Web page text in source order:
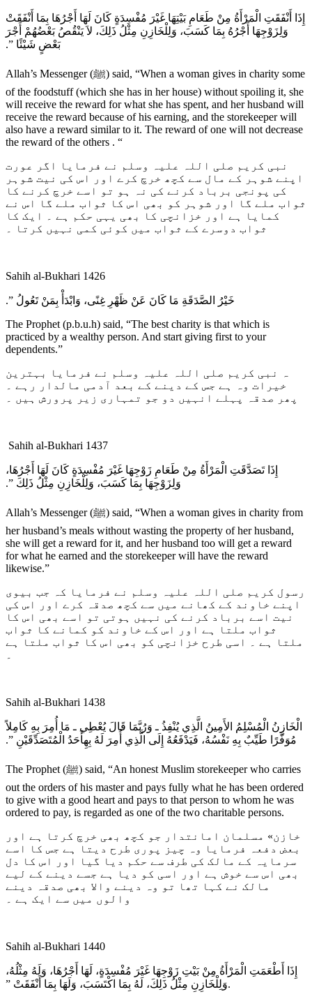
إِذَا أَنْفَقَتِ الْمَرْأَةُ مِنْ طَعَامِ بَيْتِهَا غَيْرَ مُفْسِدَةٍ كَانَ لَهَا أَجْرُهَا بِمَا أَنْفَقَتْ
وَلِزَوْجِهَا أَجْرُهُ بِمَا كَسَبَ، وَلِلْخَازِنِ مِثْلُ ذَلِكَ، لاَ يَنْقُصُ بَعْضُهُمْ أَجْرَ
بَعْضٍ شَيْئًا ‏”‏‏.‏
Allah’s Messenger (ﷺ) said, “When a woman gives in charity some
of the foodstuff (which she has in her house) without spoiling it, she
will receive the reward for what she has spent, and her husband will
receive the reward because of his earning, and the storekeeper will
also have a reward similar to it. The reward of one will not decrease
the reward of the others . “
نبی کریم صلی اللہ علیہ وسلم نے فرمایا اگر عورت
اپنے شوہر کے مال سے کچھ خرچ کرے اور اس کی نیت شوہر
کی پونجی برباد کرنے کی نہ ہو تو اسے خرچ کرنے کا
ثواب ملے گا اور شوہر کو بھی اس کا ثواب ملے گا اس نے
کمایا ہے اور خزانچی کا بھی یہی حکم ہے ۔ ایک کا
ثواب دوسرے کے ثواب میں کوئی کمی نہیں کرتا ۔
Sahih al-Bukhari 1426
خَيْرُ الصَّدَقَةِ مَا كَانَ عَنْ ظَهْرِ غِنًى، وَابْدَأْ بِمَنْ تَعُولُ ‏”‏‏.‏
The Prophet (p.b.u.h) said, “The best charity is that which is
practiced by a wealthy person. And start giving first to your
dependents.”
ہ نبی کریم صلی اللہ علیہ وسلم نے فرمایا بہترین
خیرات وہ ہے جس کے دینے کے بعد آدمی مالدار رہے ۔
پھر صدقہ پہلے انہیں دو جو تمہاری زیر پرورش ہیں ۔
Sahih al-Bukhari 1437
إِذَا تَصَدَّقَتِ الْمَرْأَةُ مِنْ طَعَامِ زَوْجِهَا غَيْرَ مُفْسِدَةٍ كَانَ لَهَا أَجْرُهَا،
وَلِزَوْجِهَا بِمَا كَسَبَ، وَلِلْخَازِنِ مِثْلُ ذَلِكَ ‏”‏‏.‏
Allah’s Messenger (ﷺ) said, “When a woman gives in charity from
her husband’s meals without wasting the property of her husband,
she will get a reward for it, and her husband too will get a reward
for what he earned and the storekeeper will have the reward
likewise.”
رسول کریم صلی اللہ علیہ وسلم نے فرمایا کہ جب بیوی
اپنے خاوند کے کھانے میں سے کچھ صدقہ کرے اور اس کی
نیت اسے برباد کرنے کی نہیں ہوتی تو اسے بھی اس کا
ثواب ملتا ہے اور اس کے خاوند کو کمانے کا ثواب
ملتا ہے ۔ اسی طرح خزانچی کو بھی اس کا ثواب ملتا ہے
Sahih al-Bukhari 1438
الْخَازِنُ الْمُسْلِمُ الأَمِينُ الَّذِي يُنْفِذُ ـ وَرُبَّمَا قَالَ يُعْطِي ـ مَا أُمِرَ بِهِ كَامِلاً
مُوَفَّرًا طَيِّبٌ بِهِ نَفْسُهُ، فَيَدْفَعُهُ إِلَى الَّذِي أُمِرَ لَهُ بِهِأَحَدُ الْمُتَصَدِّقَيْنِ ‏”‏‏.‏
The Prophet (ﷺ) said, “An honest Muslim storekeeper who carries
out the orders of his master and pays fully what he has been ordered
to give with a good heart and pays to that person to whom he was
ordered to pay, is regarded as one of the two charitable persons.
خازن» مسلمان امانتدار جو کچھ بھی خرچ کرتا ہے اور
بعض دفعہ فرمایا وہ چیز پوری طرح دیتا ہے جس کا اسے
سرمایہ کے مالک کی طرف سے حکم دیا گیا اور اس کا دل
بھی اس سے خوش ہے اور اسی کو دیا ہے جسے دینے کے لیے
مالک نے کہا تھا تو وہ دینے والا بھی صدقہ دینے
والوں میں سے ایک ہے ۔
Sahih al-Bukhari 1440
إِذَا أَطْعَمَتِ الْمَرْأَةُ مِنْ بَيْتِ زَوْجِهَا غَيْرَ مُفْسِدَةٍ، لَهَا أَجْرُهَا، وَلَهُ مِثْلُهُ،
وَلِلْخَازِنِ مِثْلُ ذَلِكَ، لَهُ بِمَا اكْتَسَبَ، وَلَهَا بِمَا أَنْفَقَتْ ‏”‏‏.